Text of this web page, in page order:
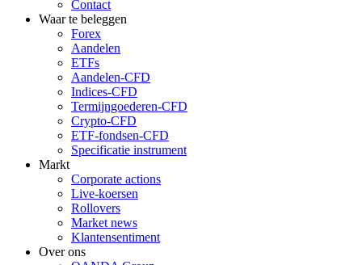
Contact
Waar te beleggen
Forex
Aandelen
ETFs
Aandelen-CFD
Indices-CFD
Termijngoederen-CFD
Crypto-CFD
ETF-fondsen-CFD
Specificatie instrument
Markt
Corporate actions
Live-koersen
Rollovers
Market news
Klantensentiment
Over ons